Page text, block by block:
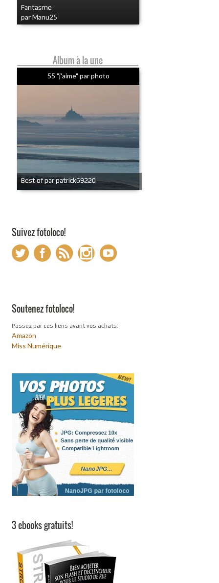
Fantasme
par Manu25
Album à la une
55 "j'aime" par photo
Best of par patrick69220
Suivez fotoloco!
Soutenez fotoloco!
Passez par ces liens avant vos achats:
Amazon
Miss Numérique
3 ebooks gratuits!